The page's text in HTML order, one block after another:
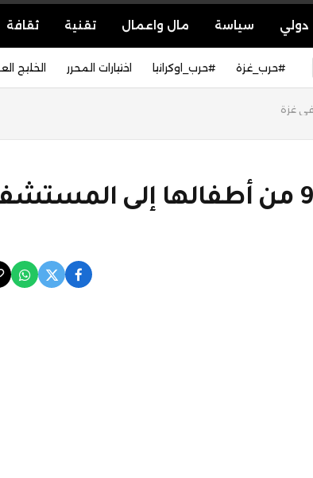
دولي سياسة مال واعمال تقنية ثقافة
#حرب_غزة #حرب_اوكرانيا اختيارات المحرر الخليج
طبيبة تفجع بوصول جثث 9 من أطفالها إلى